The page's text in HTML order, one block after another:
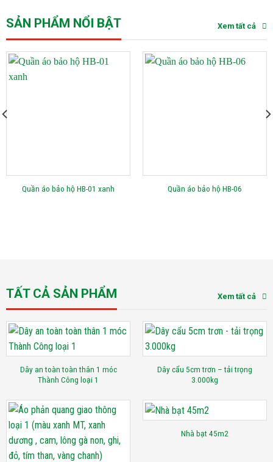
SẢN PHẨM NỔI BẬT Xem tất cả
Quần áo bảo hộ HB-01 xanh Quần áo bảo hộ HB-06
TẤT CẢ SẢN PHẨM Xem tất cả
Dây an toàn toàn thân 1 móc
Thành Công loại 1
Dây cẩu 5cm trơn – tải trọng
3.000kg
Nhà bạt 45m2